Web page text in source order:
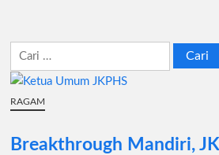
Cari
untuk:
RAGAM
Breakthrough Mandiri,